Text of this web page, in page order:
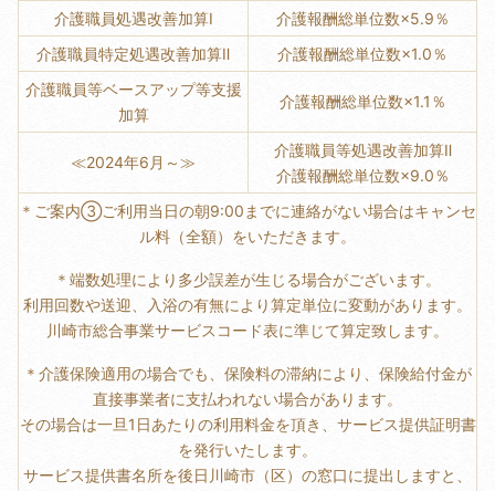
介護職員処遇改善加算Ⅰ
介護報酬総単位数×5.9％
介護職員特定処遇改善加算Ⅱ
介護報酬総単位数×1.0％
介護職員等ベースアップ等支援
加算
介護報酬総単位数×1.1％
≪2024年6月～≫
介護職員等処遇改善加算Ⅱ
介護報酬総単位数×9.0％
＊ご案内③ご利用当日の朝9:00までに連絡がない場合はキャンセ
ル料（全額）をいただきます。
＊端数処理により多少誤差が生じる場合がございます。
利用回数や送迎、入浴の有無により算定単位に変動があります。
川崎市総合事業サービスコード表に準じて算定致します。
＊介護保険適用の場合でも、保険料の滞納により、保険給付金が
直接事業者に支払われない場合があります。
その場合は一旦1日あたりの利用料金を頂き、サービス提供証明書
を発行いたします。
サービス提供書名所を後日川崎市（区）の窓口に提出しますと、